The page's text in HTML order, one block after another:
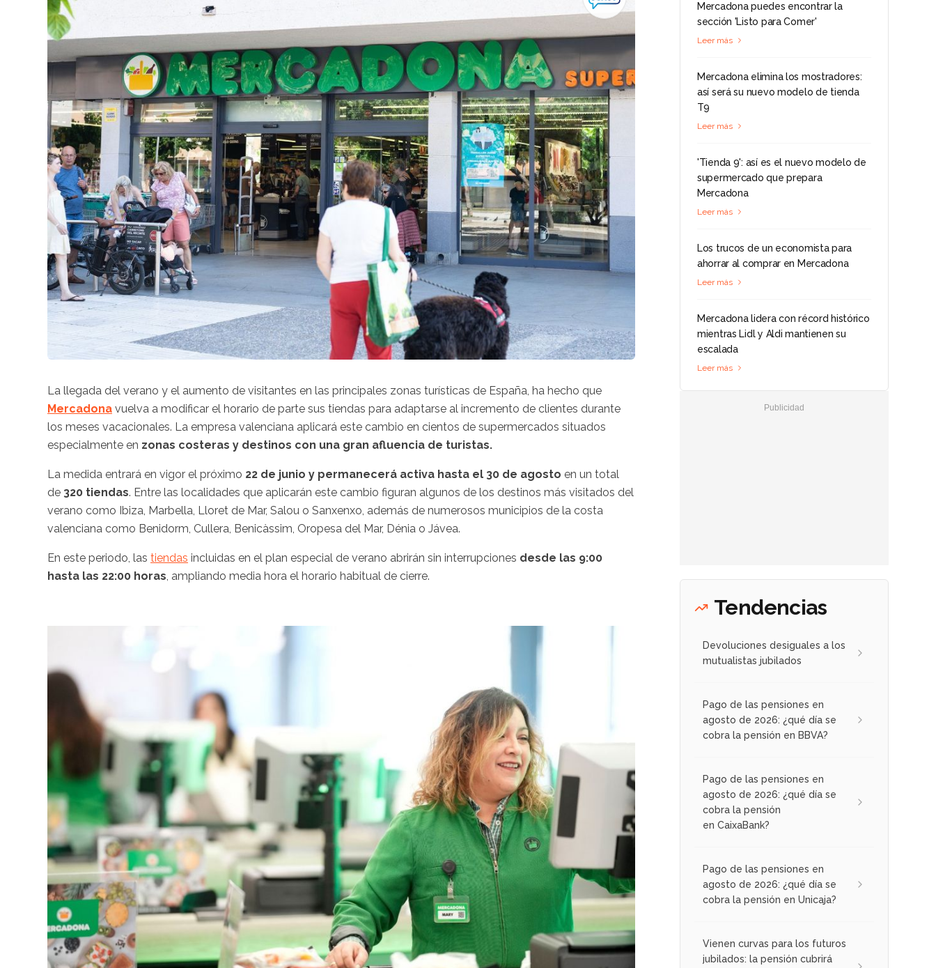
La llegada del verano y el aumento de visitantes en las principales zonas turísticas de España, ha hecho que
Mercadona vuelva a modificar el horario de parte sus tiendas para adaptarse al incremento de clientes durante
los meses vacacionales. La empresa valenciana aplicará este cambio en cientos de supermercados situados
especialmente en zonas costeras y destinos con una gran afluencia de turistas.
La medida entrará en vigor el próximo 22 de junio y permanecerá activa hasta el 30 de agosto en un total
de 320 tiendas. Entre las localidades que aplicarán este cambio figuran algunos de los destinos más visitados del
verano como Ibiza, Marbella, Lloret de Mar, Salou o Sanxenxo, además de numerosos municipios de la costa
valenciana como Benidorm, Cullera, Benicàssim, Oropesa del Mar, Dénia o Jávea.
En este periodo, las tiendas incluidas en el plan especial de verano abrirán sin interrupciones desde las 9:00
hasta las 22:00 horas , ampliando media hora el horario habitual de cierre.
Mercadona puedes encontrar la
sección 'Listo para Comer'
Leer más
Mercadona elimina los mostradores:
así será su nuevo modelo de tienda
T9
Leer más
'Tienda 9': así es el nuevo modelo de
supermercado que prepara
Mercadona
Leer más
Los trucos de un economista para
ahorrar al comprar en Mercadona
Leer más
Mercadona lidera con récord histórico
mientras Lidl y Aldi mantienen su
escalada
Leer más
Tendencias
Devoluciones desiguales a los
mutualistas jubilados
Pago de las pensiones en
agosto de 2026: ¿qué día se
cobra la pensión en BBVA?
Pago de las pensiones en
agosto de 2026: ¿qué día se
cobra la pensión
en CaixaBank?
Pago de las pensiones en
agosto de 2026: ¿qué día se
cobra la pensión en Unicaja?
Vienen curvas para los futuros
jubilados: la pensión cubrirá